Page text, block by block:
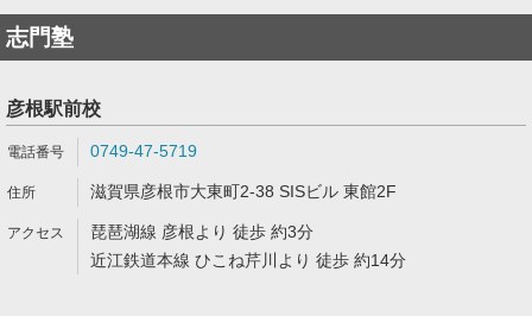
志門塾
彦根駅前校
0749-47-5719
滋賀県彦根市大東町2-38 SISビル 東館2F
琵琶湖線 彦根より 徒歩 約3分
近江鉄道本線 ひこね芹川より 徒歩 約14分